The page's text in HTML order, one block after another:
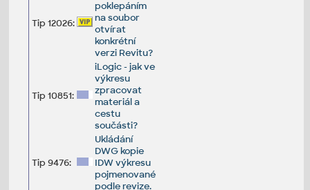
Tip 12026:
poklepáním
na soubor
otvírat
konkrétní
verzi Revitu?
Tip 10851:
iLogic - jak ve
výkresu
zpracovat
materiál a
cestu
součásti?
Tip 9476:
Ukládání
DWG kopie
IDW výkresu
pojmenované
podle revize.